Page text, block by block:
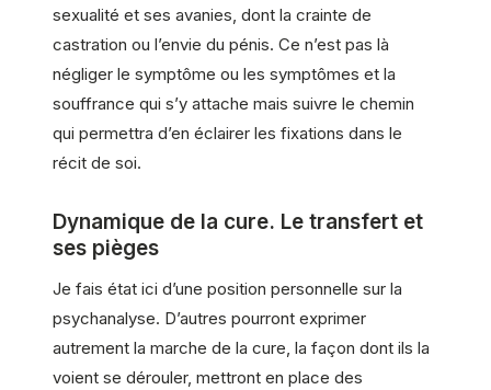
sexualité et ses avanies, dont la crainte de
castration ou l’envie du pénis. Ce n’est pas là
négliger le symptôme ou les symptômes et la
souffrance qui s’y attache mais suivre le chemin
qui permettra d’en éclairer les fixations dans le
récit de soi.
Dynamique de la cure. Le transfert et
ses pièges
Je fais état ici d’une position personnelle sur la
psychanalyse. D’autres pourront exprimer
autrement la marche de la cure, la façon dont ils la
voient se dérouler, mettront en place des